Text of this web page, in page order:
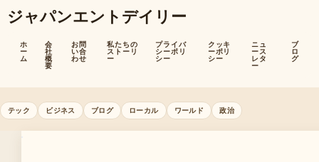
ジャパンエントデイリー
ホ
ー
ム
会
社
概
要
お問
い合
わせ
私たちの
ストーリ
ー
プライバ
シーポリ
シー
クッキ
ーポリ
シー
ニュ
ース
レタ
ー
ブ
ロ
グ
テック ビジネス ブログ ローカル ワールド 政治